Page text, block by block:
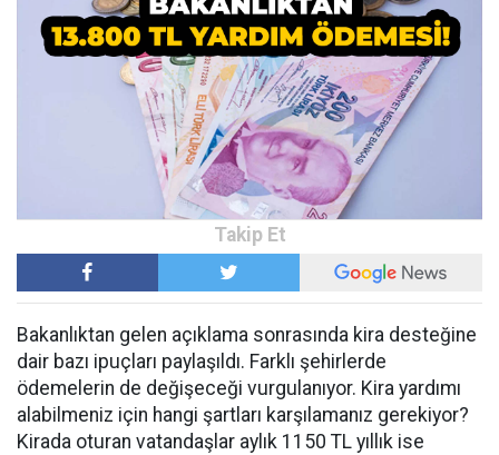
Bakanlıktan gelen açıklama sonrasında kira desteğine
dair bazı ipuçları paylaşıldı. Farklı şehirlerde
ödemelerin de değişeceği vurgulanıyor. Kira yardımı
alabilmeniz için hangi şartları karşılamanız gerekiyor?
Kirada oturan vatandaşlar aylık 1150 TL yıllık ise